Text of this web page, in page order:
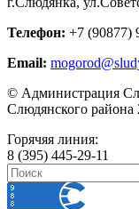
Телефон: +7 (90877)
Email:
© Администрация
Слюдянского района
Горячяя линия:
8 (395) 445-29-11